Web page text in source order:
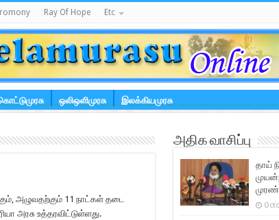
Ray Of Hope Etc
ஒலிஒளிமுரசு இலக்கியமுரசு
அழுவதற்கும் 11 நாட்கள் தடை
அரசு உத்தரவிட்டுள்ளது.
அதிக வாசிப்பு
தாய்